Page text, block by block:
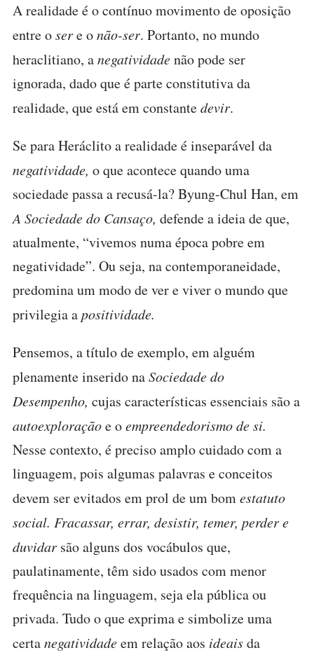
A realidade é o contínuo movimento de oposição
entre osere onão-ser. Portanto, no mundo
heraclitiano, anegatividadenão pode ser
ignorada, dado que é parte constitutiva da
realidade, que está em constantedevir.
Se para Heráclito a realidade é inseparável da
negatividade, o que acontece quando uma
sociedade passa a recusá-la? Byung-Chul Han, em
A Sociedade do Cansaço, defende a ideia de que,
atualmente, “vivemos numa época pobre em
negatividade”. Ou seja, na contemporaneidade,
predomina um modo de ver e viver o mundo que
privilegia apositividade.
Pensemos, a título de exemplo, em alguém
plenamente inserido naSociedade do
Desempenho, cujas características essenciais são a
autoexploraçãoe oempreendedorismo de si.
Nesse contexto, é preciso amplo cuidado com a
linguagem, pois algumas palavras e conceitos
devem ser evitados em prol de um bomestatuto
social. Fracassar, errar, desistir, temer, perder e
duvidar são alguns dos vocábulos que,
paulatinamente, têm sido usados com menor
frequência na linguagem, seja ela pública ou
privada. Tudo o que exprima e simbolize uma
certanegatividadeem relação aos ideaisda